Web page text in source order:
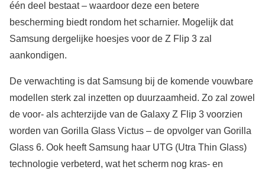
één deel bestaat – waardoor deze een betere
bescherming biedt rondom het scharnier. Mogelijk dat
Samsung dergelijke hoesjes voor de Z Flip 3 zal
aankondigen.
De verwachting is dat Samsung bij de komende vouwbare
modellen sterk zal inzetten op duurzaamheid. Zo zal zowel
de voor- als achterzijde van de Galaxy Z Flip 3 voorzien
worden van Gorilla Glass Victus – de opvolger van Gorilla
Glass 6. Ook heeft Samsung haar UTG (Utra Thin Glass)
technologie verbeterd, wat het scherm nog kras- en